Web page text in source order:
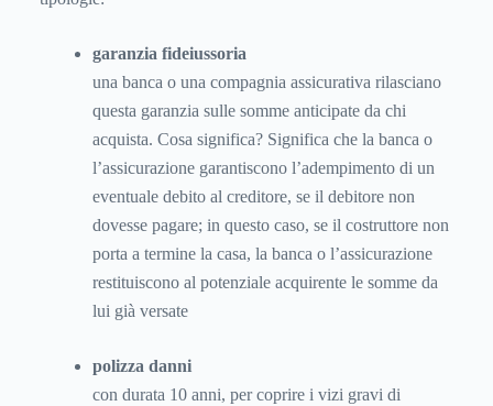
garanzia fideiussoria
una banca o una compagnia assicurativa rilasciano
questa garanzia sulle somme anticipate da chi
acquista. Cosa significa? Significa che la banca o
l’assicurazione garantiscono l’adempimento di un
eventuale debito al creditore, se il debitore non
dovesse pagare; in questo caso, se il costruttore non
porta a termine la casa, la banca o l’assicurazione
restituiscono al potenziale acquirente le somme da
lui già versate
polizza danni
con durata 10 anni, per coprire i vizi gravi di